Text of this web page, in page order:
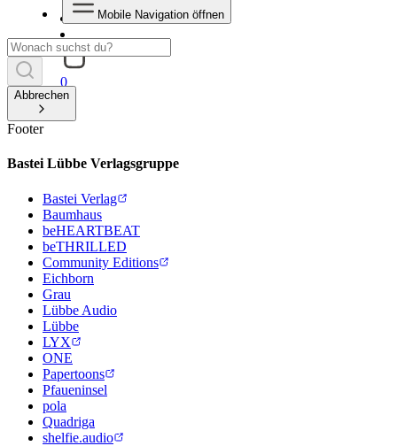
0
Mobile Navigation öffnen
Abbrechen
Footer
Bastei Lübbe Verlagsgruppe
Bastei Verlag
Baumhaus
beHEARTBEAT
beTHRILLED
Community Editions
Eichborn
Grau
Lübbe Audio
Lübbe
LYX
ONE
Papertoons
Pfaueninsel
pola
Quadriga
shelfie.audio